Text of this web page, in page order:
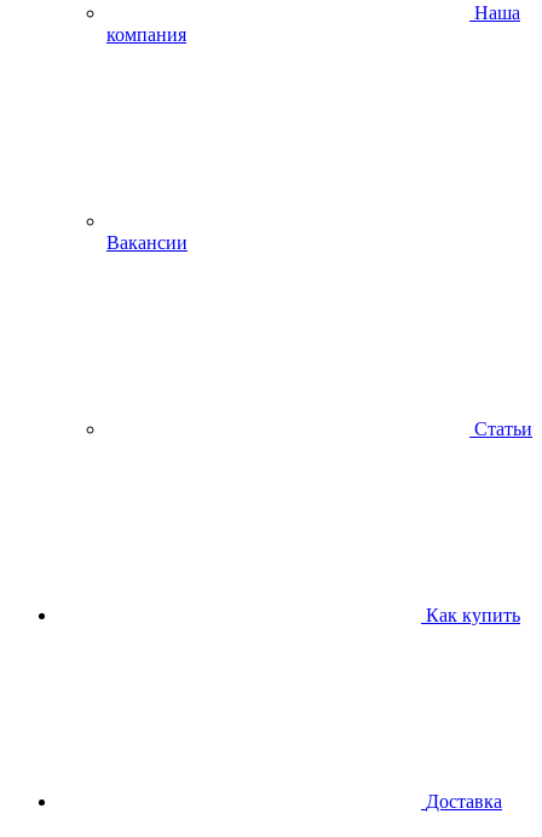
Наша
компания
Вакансии
Статьи
Как купить
Доставка